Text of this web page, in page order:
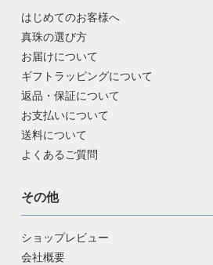
はじめてのお客様へ
真珠の選び方
お届けについて
ギフトラッピングについて
返品・保証について
お支払いについて
送料について
よくあるご質問
その他
ショップレビュー
会社概要